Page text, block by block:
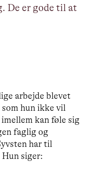
De er gode til at
arbejde blevet
hun ikke vil
kan føle sig
faglig og
har til
siger: